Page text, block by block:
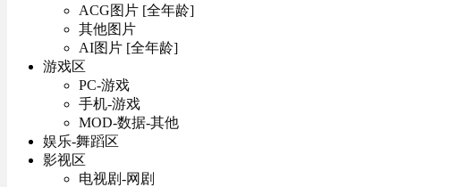
ACG图片 [全年龄]
其他图片
AI图片 [全年龄]
游戏区
PC-游戏
手机-游戏
MOD-数据-其他
娱乐-舞蹈区
影视区
电视剧-网剧